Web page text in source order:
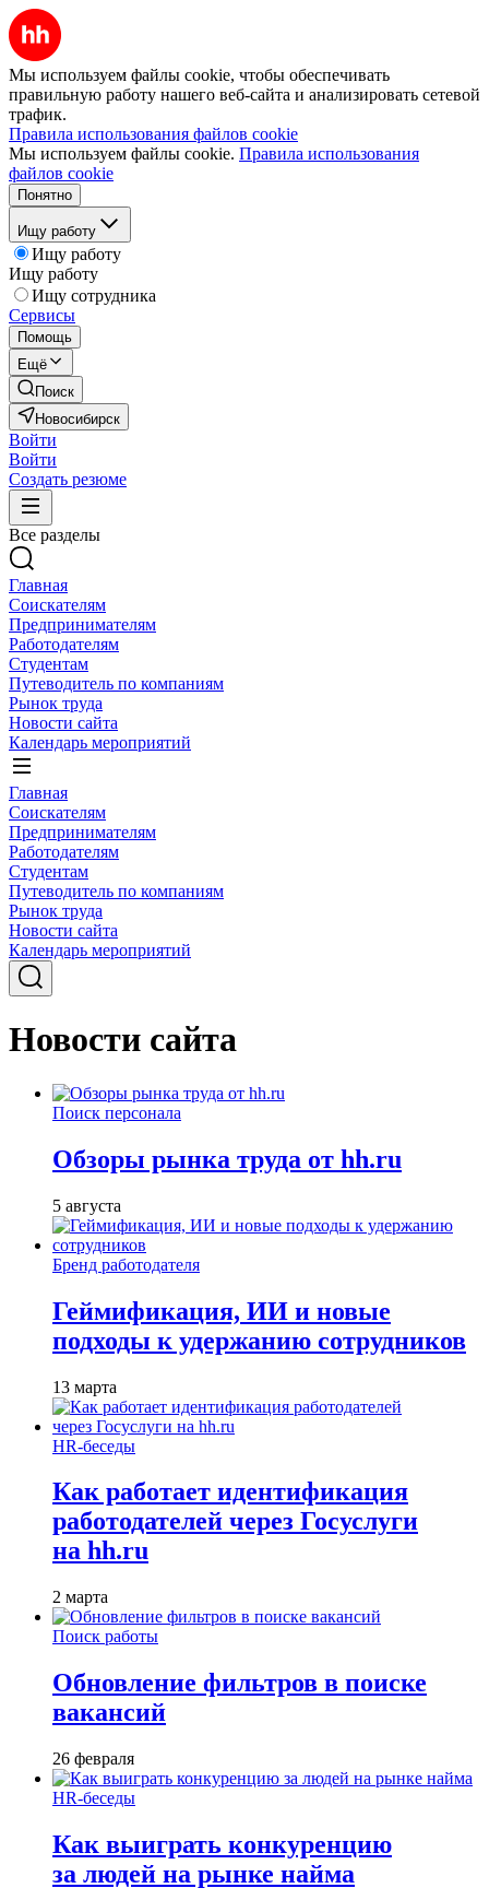
Мы используем файлы cookie, чтобы обеспечивать
правильную работу нашего веб-сайта и анализировать сетевой
трафик.
Правила использования файлов cookie
Мы используем файлы cookie. Правила использования
файлов cookie
Понятно
Ищу работу
Ищу работу
Ищу работу
Ищу сотрудника
Сервисы
Помощь
Ещё
Поиск
Новосибирск
Войти
Войти
Создать резюме
Все разделы
Главная
Соискателям
Предпринимателям
Работодателям
Студентам
Путеводитель по компаниям
Рынок труда
Новости сайта
Календарь мероприятий
Главная
Соискателям
Предпринимателям
Работодателям
Студентам
Путеводитель по компаниям
Рынок труда
Новости сайта
Календарь мероприятий
Новости сайта
Поиск персонала
Обзоры рынка труда от hh.ru
5 августа
Бренд работодателя
Геймификация, ИИ и новые
подходы к удержанию сотрудников
13 марта
HR-беседы
Как работает идентификация
работодателей через Госуслуги
на hh.ru
2 марта
Поиск работы
Обновление фильтров в поиске
вакансий
26 февраля
HR-беседы
Как выиграть конкуренцию
за людей на рынке найма